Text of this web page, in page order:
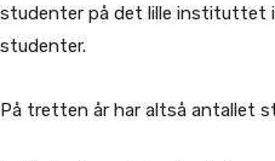
studenter på det lille instituttet i
studenter.
På tretten år har altså antallet